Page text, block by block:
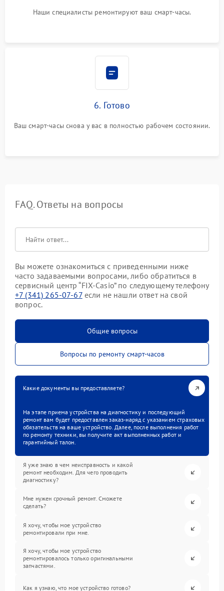
Наши специалисты ремонтируют ваш смарт-часы.
6. Готово
Ваш смарт-часы снова у вас в полностью рабочем состоянии.
FAQ. Ответы на вопросы
Вы можете ознакомиться с приведенными ниже
часто задаваемыми вопросами, либо обратиться в
сервисный центр “FIX-Casio” по следующему телефону
+7 (341) 265-07-67если не нашли ответ на свой
вопрос.
Общие вопросы
Вопросы по ремонту смарт-часов
Какие документы вы предоставляете?
На этапе приема устройства на диагностику и последующий
ремонт вам будет предоставлен заказ-наряд с указанием страховых
обязательств на ваше устройство. Далее, после выполнения работ
по ремонту техники, вы получите акт выполненных работ и
гарантийный талон.
Я уже знаю в чем неисправность и какой
ремонт необходим. Для чего проводить
диагностику?
Мне нужен срочный ремонт. Сможете
сделать?
Я хочу, чтобы мое устройство
ремонтировали при мне.
Я хочу, чтобы мое устройство
ремонтировалось только оригинальными
запчастями.
Как я узнаю, что мое устройство готово?